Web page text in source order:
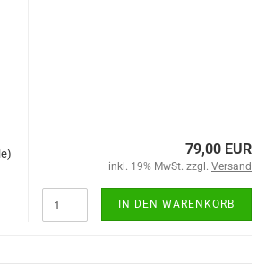
79,00 EUR
inkl. 19% MwSt. zzgl. Versand
IN DEN WARENKORB